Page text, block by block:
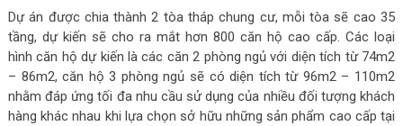
Dự án được chia thành 2 tòa tháp chung cư, mỗi tòa sẽ cao 35
tầng, dự kiến sẽ cho ra mắt hơn 800 căn hộ cao cấp. Các loại
hình căn hộ dự kiến là các căn 2 phòng ngủ với diện tích từ 74m2
– 86m2, căn hộ 3 phòng ngủ sẽ có diện tích từ 96m2 – 110m2
nhằm đáp ứng tối đa nhu cầu sử dụng của nhiều đối tượng khách
hàng khác nhau khi lựa chọn sở hữu những sản phẩm cao cấp tại